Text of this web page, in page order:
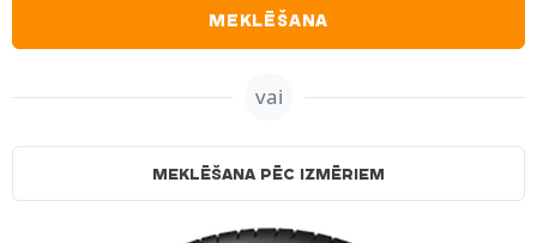
MEKLĒŠANA
vai
MEKLĒŠANA PĒC IZMĒRIEM